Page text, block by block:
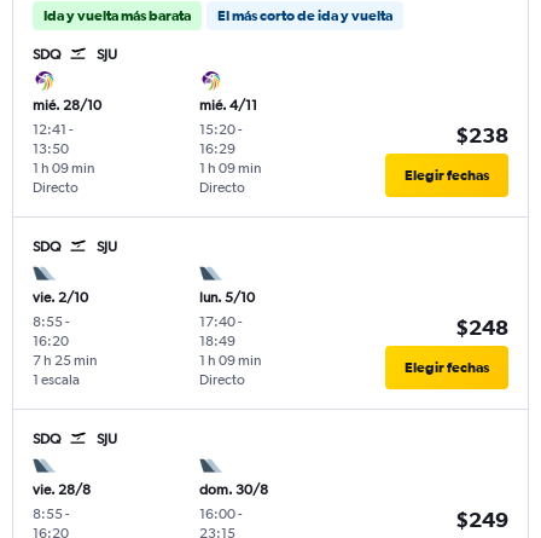
Ida y vuelta más barata El más corto de ida y vuelta
SDQ SJU
mié. 28/10
12:41 -
13:50
Directo
1 h 09 min
mié. 4/11
15:20-
16:29
Directo
1 h 09 min
$238
Elegir fechas
SDQ SJU
vie. 2/10
8:55-
16:20
1 escala
7 h 25 min
lun. 5/10
17:40-
18:49
Directo
1 h 09 min
$248
Elegir fechas
SDQ SJU
vie. 28/8
8:55-
16:20
dom. 30/8
16:00-
23:15
$249